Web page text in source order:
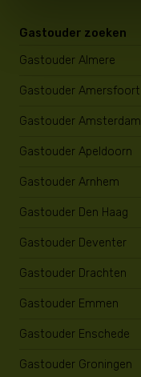
Gastouder zoeken
Gastouder Almere
Gastouder Amersfoort
Gastouder Amsterdam
Gastouder Apeldoorn
Gastouder Arnhem
Gastouder Den Haag
Gastouder Deventer
Gastouder Drachten
Gastouder Emmen
Gastouder Enschede
Gastouder Groningen